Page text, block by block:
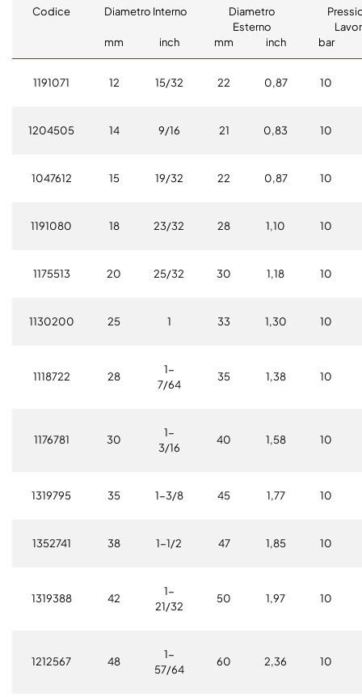
Codice Diametro Interno
Diametro
Esterno
mm
inch mm inch bar
1191071 12 15/32 22 0,87 10
1204505 14 9/16 21 0,83 10
1047612 15 19/32 22 0,87 10
1191080 18 23/32 28 1,10 10
1175513 20 25/32 30 1,18 10
1130200 25 1 33 1,30 10
1118722 28
1-
7/64
35 1,38 10
1176781 30
1-
3/16
40 1,58 10
1319795 35 1-3/8 45 1,77 10
1352741 38 1-1/2 47 1,85 10
1319388 42
1-
21/32
50 1,97 10
1212567 48
1-
57/64
60 2,36 10